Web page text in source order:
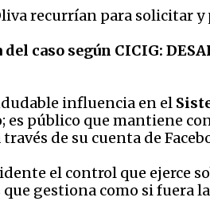
recurrían para solicitar
caso según CICIG:
influencia en el
es público que mantiene
de su cuenta de
el control que ejerce
gestiona como si fuera